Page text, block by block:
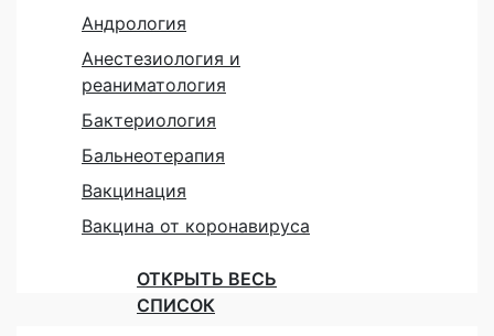
Андрология
Анестезиология и
реаниматология
Бактериология
Бальнеотерапия
Вакцинация
Вакцина от коронавируса
ОТКРЫТЬ ВЕСЬ
СПИСОК